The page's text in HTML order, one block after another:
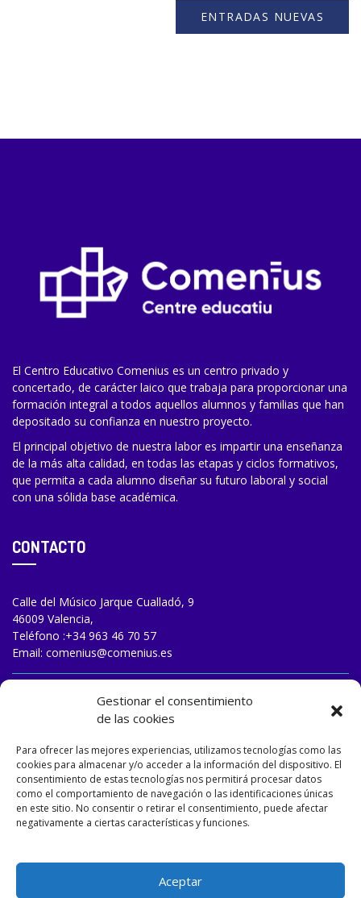
Gestionar el consentimiento
de las cookies
Para ofrecer las mejores experiencias, utilizamos tecnologías como las
cookies para almacenar y/o acceder a la información del dispositivo. El
consentimiento de estas tecnologías nos permitirá procesar datos
como el comportamiento de navegación o las identificaciones únicas
en este sitio. No consentir o retirar el consentimiento, puede afectar
negativamente a ciertas características y funciones.
Aceptar
ENTRADAS NUEVAS
El Centro Educativo Comenius es un centro privado y
concertado, de carácter laico que trabaja para proporcionar una
formación integral a todos aquellos alumnos y familias que han
depositado su confianza en nuestro proyecto.
El principal objetivo de nuestra labor es impartir una enseñanza
de la más alta calidad, en todas las etapas y ciclos formativos,
que permita a cada alumno diseñar su futuro laboral y social
con una sólida base académica.
CONTACTO
Calle del Músico Jarque Cualladó, 9
46009 Valencia,
Teléfono :+34 963 46 70 57
Email: comenius@comenius.es
TRABAJA CON NOSOTROS